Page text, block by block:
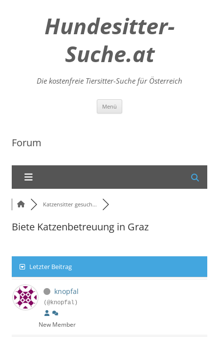
Hundesitter-
Suche.at
Die kostenfreie Tiersitter-Suche für Österreich
Menü
Forum
Katzensitter gesuch...
Biete Katzenbetreuung in Graz
Letzter Beitrag
knopfal
(@knopfal)
New Member